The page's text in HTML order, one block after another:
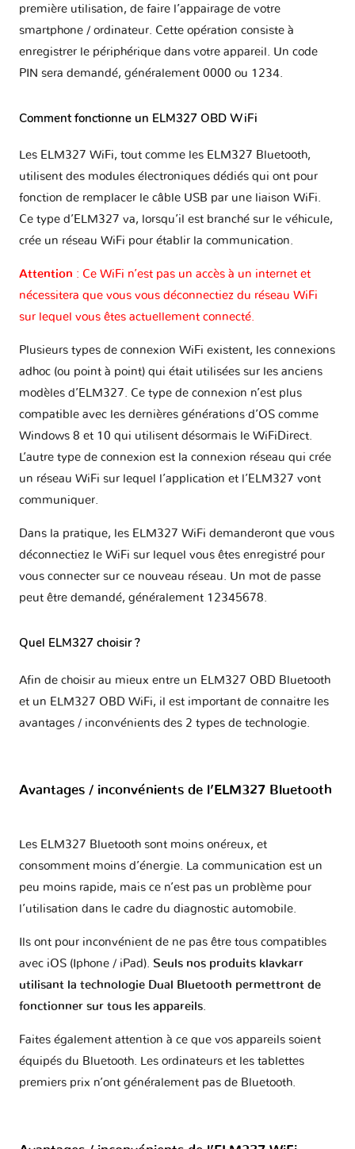
première utilisation, de faire l’appairage de votre
smartphone / ordinateur. Cette opération consiste à
enregistrer le périphérique dans votre appareil. Un code
PIN sera demandé, généralement 0000 ou 1234.
Comment fonctionne un ELM327 OBD WiFi
Les ELM327 WiFi, tout comme les ELM327 Bluetooth,
utilisent des modules électroniques dédiés qui ont pour
fonction de remplacer le câble USB par une liaison WiFi.
Ce type d’ELM327 va, lorsqu’il est branché sur le véhicule,
crée un réseau WiFi pour établir la communication.
Attention : Ce WiFi n’est pas un accès à un internet et
nécessitera que vous vous déconnectiez du réseau WiFi
sur lequel vous êtes actuellement connecté.
Plusieurs types de connexion WiFi existent, les connexions
adhoc (ou point à point) qui était utilisées sur les anciens
modèles d’ELM327. Ce type de connexion n’est plus
compatible avec les dernières générations d’OS comme
Windows 8 et 10 qui utilisent désormais le WiFiDirect.
L’autre type de connexion est la connexion réseau qui crée
un réseau WiFi sur lequel l’application et l’ELM327 vont
communiquer.
Dans la pratique, les ELM327 WiFi demanderont que vous
déconnectiez le WiFi sur lequel vous êtes enregistré pour
vous connecter sur ce nouveau réseau. Un mot de passe
peut être demandé, généralement 12345678.
Quel ELM327 choisir ?
Afin de choisir au mieux entre un ELM327 OBD Bluetooth
et un ELM327 OBD WiFi, il est important de connaitre les
avantages / inconvénients des 2 types de technologie.
Avantages / inconvénients de l’ELM327 Bluetooth
Les ELM327 Bluetooth sont moins onéreux, et
consomment moins d’énergie. La communication est un
peu moins rapide, mais ce n’est pas un problème pour
l’utilisation dans le cadre du diagnostic automobile.
Ils ont pour inconvénient de ne pas être tous compatibles
avec iOS (Iphone / iPad). Seuls nos produits klavkarr
utilisant la technologie Dual Bluetooth permettront de
fonctionner sur tous les appareils.
Faites également attention à ce que vos appareils soient
équipés du Bluetooth. Les ordinateurs et les tablettes
premiers prix n’ont généralement pas de Bluetooth.